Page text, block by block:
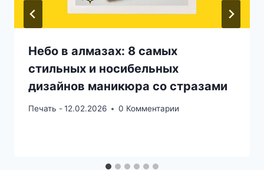
Небо в алмазах: 8 самых
стильных и носибельных
дизайнов маникюра со стразами
Печать -12.02.2026 0 Комментарии